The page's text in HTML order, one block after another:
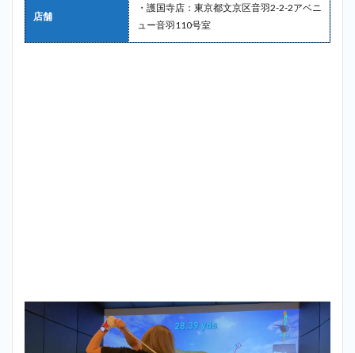
店舗
・護国寺店：東京都文京区音羽2-2-2アベニ
ュー音羽110号室